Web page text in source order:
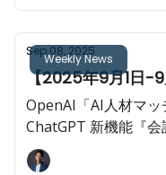
Weekly News
Sep 08, 2025
【2025年9月1日-
OpenAI「AI人材マッ
ChatGPT 新機能『
Max-Preview大型
ュースが多数!!️